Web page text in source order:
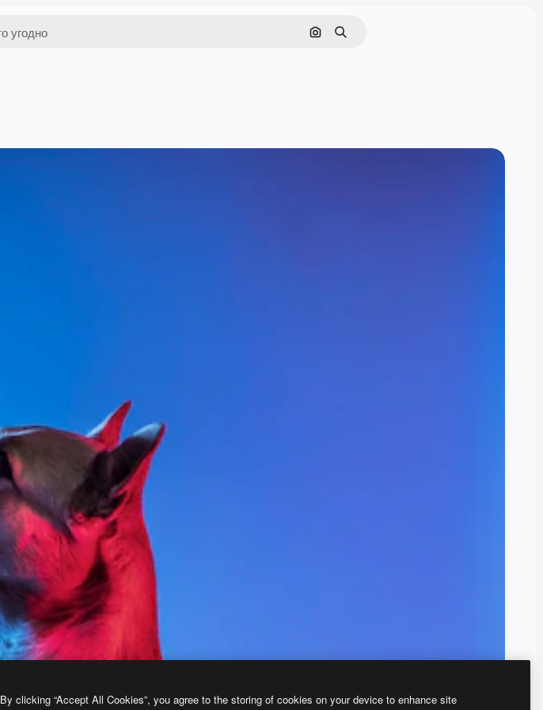
Поиск по изображению
Поиск
By clicking “Accept All Cookies”, you agree to the storing of cookies on your device to enhance site